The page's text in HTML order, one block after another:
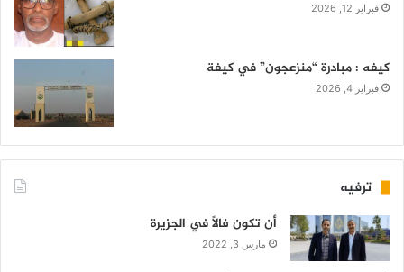
فبراير 12, 2026
كيفه : مبادرة “منزعجون” في كيفة
فبراير 4, 2026
ترفيه
أن تكون فالاً في الجزيرة
مارس 3, 2022